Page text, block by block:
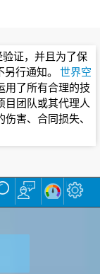
证，并且为了保
行通知。 世界空
用了所有合理的技
目团队或其代理人
害、合同损失、